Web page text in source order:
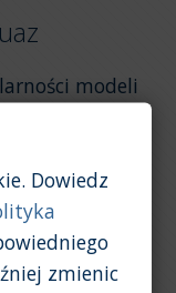
modeli
dla marki
podstawie
w link
ogólnego.
Dowiedz
zmienic